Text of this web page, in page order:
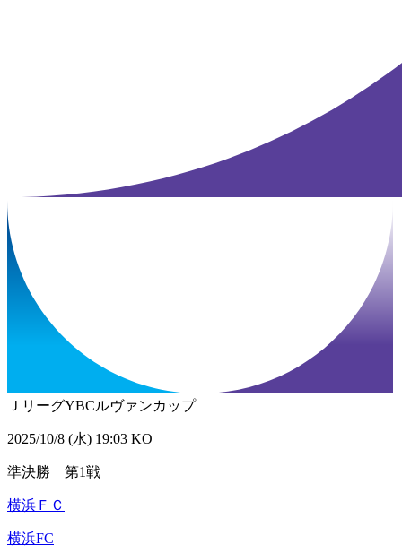
ＪリーグYBCルヴァンカップ
2025/10/8 (水) 19:03 KO
準決勝 第1戦
横浜ＦＣ
横浜FC